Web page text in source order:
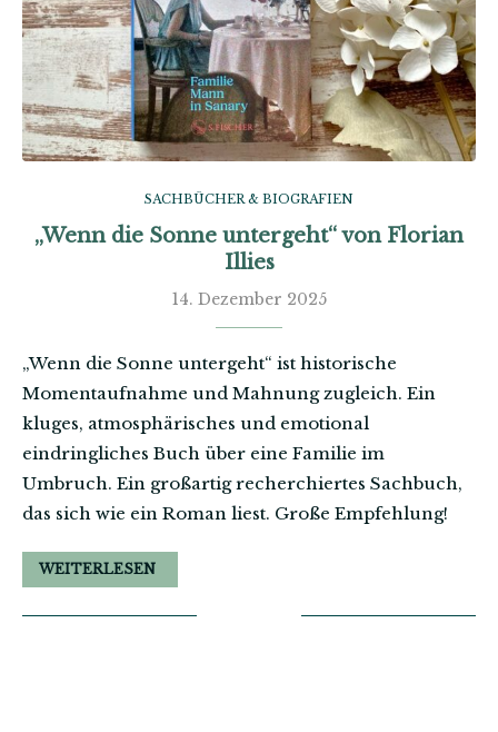
SACHBÜCHER & BIOGRAFIEN
„Wenn die Sonne untergeht“ von Florian
Illies
14. Dezember 2025
„Wenn die Sonne untergeht“ ist historische
Momentaufnahme und Mahnung zugleich. Ein
kluges, atmosphärisches und emotional
eindringliches Buch über eine Familie im
Umbruch. Ein großartig recherchiertes Sachbuch,
das sich wie ein Roman liest. Große Empfehlung!
WEITERLESEN